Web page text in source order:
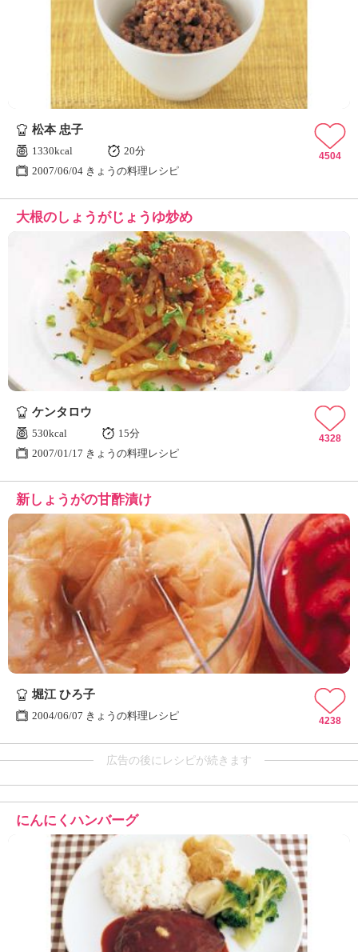
松本 忠子
1330kcal
20分
2007/06/04 きょうの料理レシピ
4504
大根のしょうがじょうゆ炒め
ケンタロウ
530kcal
15分
2007/01/17 きょうの料理レシピ
4328
新しょうがの甘酢漬け
堀江 ひろ子
2004/06/07 きょうの料理レシピ 4238
広告の後にレシピが続きます
にんにくハンバーグ